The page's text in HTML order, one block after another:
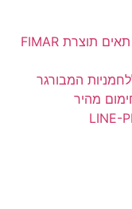
סלמנדרה 2 תאים תוצרת FIMAR
המבורגר
מהיר